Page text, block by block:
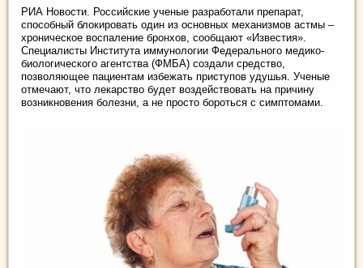
РИА Новости. Российские ученые разработали препарат,
способный блокировать один из основных механизмов астмы –
хроническое воспаление бронхов, сообщают «Известия».
Специалисты Института иммунологии Федерального медико-
биологического агентства (ФМБА) создали средство,
позволяющее пациентам избежать приступов удушья. Ученые
отмечают, что лекарство будет воздействовать на причину
возникновения болезни, а не просто бороться с симптомами.